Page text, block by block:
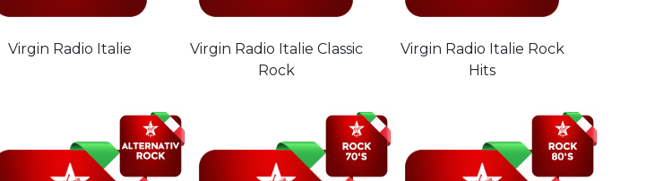
Virgin Radio Italie
Virgin Radio Italie Classic
Rock
Virgin Radio Italie Rock
Hits